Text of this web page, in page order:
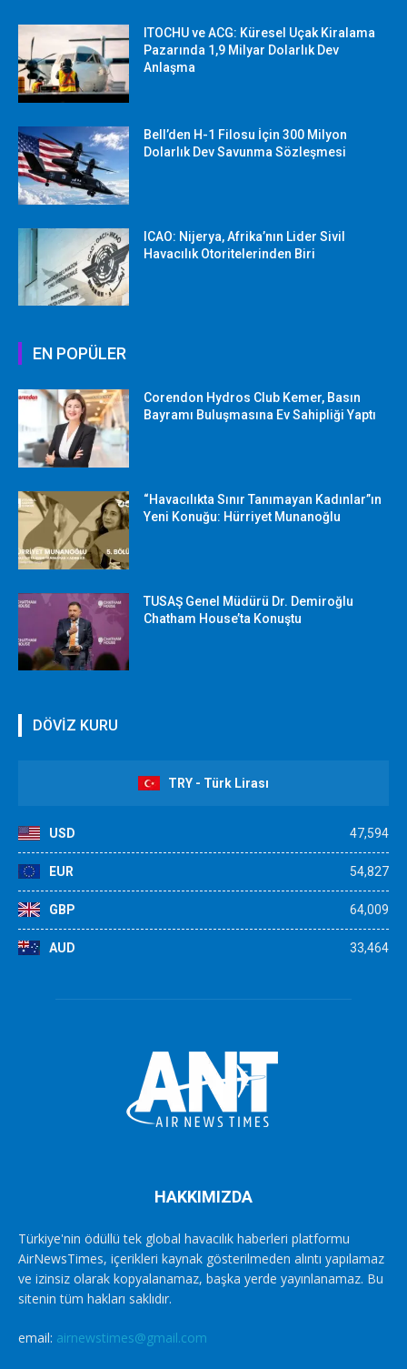
ITOCHU ve ACG: Küresel Uçak Kiralama
Pazarında 1,9 Milyar Dolarlık Dev
Anlaşma
Bell’den H-1 Filosu İçin 300 Milyon
Dolarlık Dev Savunma Sözleşmesi
ICAO: Nijerya, Afrika’nın Lider Sivil
Havacılık Otoritelerinden Biri
EN POPÜLER
Corendon Hydros Club Kemer, Basın
Bayramı Buluşmasına Ev Sahipliği Yaptı
“Havacılıkta Sınır Tanımayan Kadınlar”ın
Yeni Konuğu: Hürriyet Munanoğlu
TUSAŞ Genel Müdürü Dr. Demiroğlu
Chatham House’ta Konuştu
DÖVİZ KURU
TRY - Türk Lirası
USD 47,594
EUR 54,827
GBP 64,009
AUD 33,464
HAKKIMIZDA
Türkiye'nin ödüllü tek global havacılık haberleri platformu
AirNewsTimes, içerikleri kaynak gösterilmeden alıntı yapılamaz
ve izinsiz olarak kopyalanamaz, başka yerde yayınlanamaz. Bu
sitenin tüm hakları saklıdır.
email: airnewstimes@gmail.com